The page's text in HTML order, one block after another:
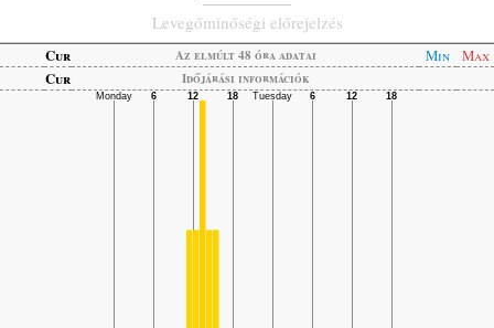
Levegőminőségi előrejelzés
Cur Az elmúlt 48 óra adatai Min
Max
Cur
Időjárási információk